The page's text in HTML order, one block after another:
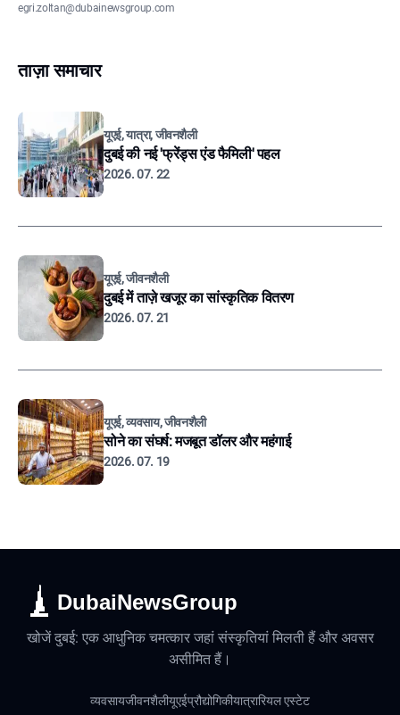
egri.zoltan@dubainewsgroup.com
ताज़ा समाचार
यूएई, यात्रा, जीवनशैली
दुबई की नई 'फ्रेंड्स एंड फैमिली' पहल
2026. 07. 22
यूएई, जीवनशैली
दुबई में ताज़े खजूर का सांस्कृतिक वितरण
2026. 07. 21
यूएई, व्यवसाय, जीवनशैली
सोने का संघर्ष: मजबूत डॉलर और महंगाई
2026. 07. 19
DubaiNewsGroup
खोजें दुबई: एक आधुनिक चमत्कार जहां संस्कृतियां मिलती हैं और अवसर
असीमित हैं।
व्यवसायजीवनशैलीयूएईप्रौद्योगिकीयात्रारियल एस्टेट